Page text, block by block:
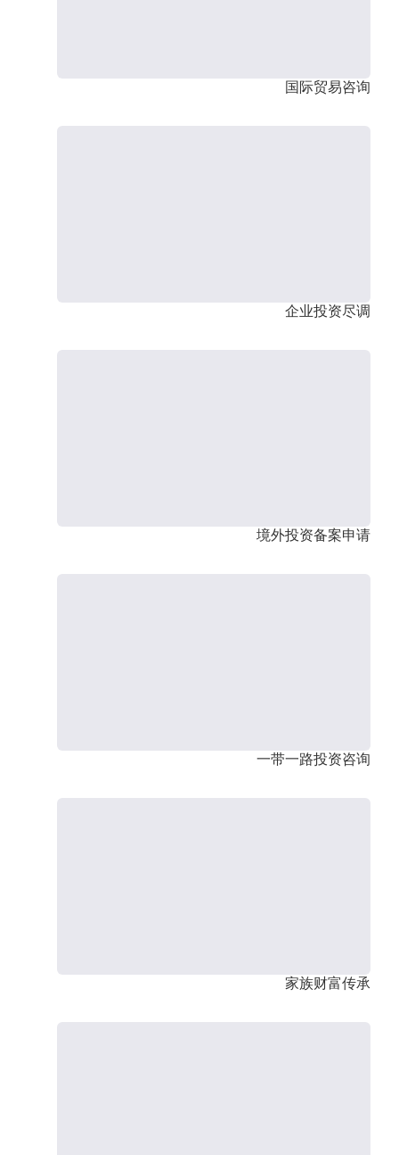
国际贸易咨询
企业投资尽调
境外投资备案申请
一带一路投资咨询
家族财富传承